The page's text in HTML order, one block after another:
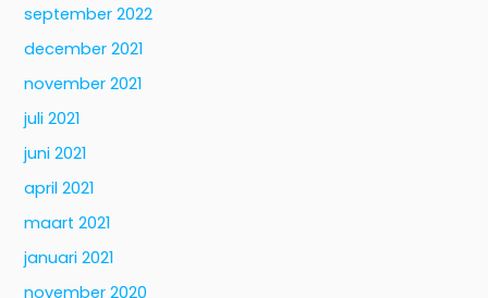
september 2022
december 2021
november 2021
juli 2021
juni 2021
april 2021
maart 2021
januari 2021
november 2020